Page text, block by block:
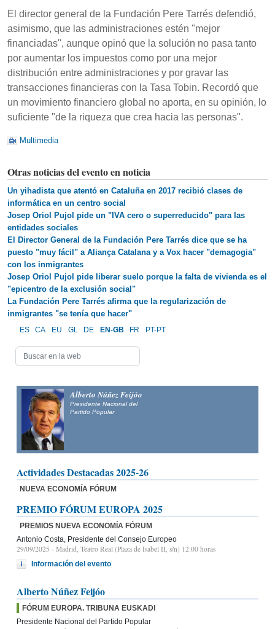
El director general de la Fundación Pere Tarrés defendió,
asimismo, que las administraciones estén "mejor
financiadas", aunque opinó que la solución no pasa tanto
por aumentar los impuestos como por una mejor
distribución entre administraciones y por gravar las
transacciones financieras con la Tasa Tobin. Recordó que
un movimiento financiero global no aporta, en su opinión, lo
suficiente "de la riqueza que crea hacia las personas".
Multimedia
Otras noticias del evento en noticia
Un yihadista que atentó en Cataluña en 2017 recibió clases de
informática en un centro social
Josep Oriol Pujol pide un "IVA cero o superreducido" para las
entidades sociales
El Director General de la Fundación Pere Tarrés dice que se ha
puesto "muy fácil" a Aliança Catalana y a Vox hacer "demagogia"
con los inmigrantes
Josep Oriol Pujol pide liberar suelo porque la falta de vivienda es el
"epicentro de la exclusión social"
La Fundación Pere Tarrés afirma que la regularización de
inmigrantes "se tenía que hacer"
ES CA EU GL DE EN-GB FR PT-PT
Alberto Núñez Feijóo
Presidente Nacional del
Partido Popular
Actividades Destacadas 2025-26
NUEVA ECONOMÍA FÓRUM
PREMIO FÓRUM EUROPA 2025
PREMIOS NUEVA ECONOMÍA FÓRUM
Antonio Costa, Presidente del Consejo Europeo
29/09/2025 - Madrid, Teatro Real (Plaza de Isabel II, s/n) 12:00 horas
Información del evento
Alberto Núñez Feijóo
FÓRUM EUROPA. TRIBUNA EUSKADI
Presidente Nacional del Partido Popular